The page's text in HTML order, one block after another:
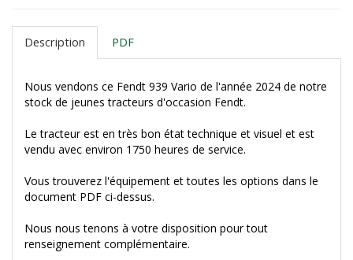
Description PDF
Nous vendons ce Fendt 939 Vario de l'année 2024 de notre
stock de jeunes tracteurs d'occasion Fendt.
Le tracteur est en très bon état technique et visuel et est
vendu avec environ 1750 heures de service.
Vous trouverez l'équipement et toutes les options dans le
document PDF ci-dessus.
Nous nous tenons à votre disposition pour tout
renseignement complémentaire.